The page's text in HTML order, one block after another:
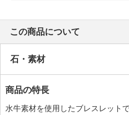
この商品について
石・素材
商品の特長
水牛素材を使用したブレスレット